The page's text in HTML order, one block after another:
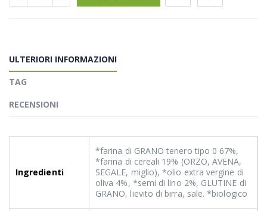
ULTERIORI INFORMAZIONI
TAG
RECENSIONI
Ingredienti
*farina di GRANO tenero tipo 0 67%,
*farina di cereali 19% (ORZO, AVENA,
SEGALE, miglio), *olio extra vergine di
oliva 4%, *semi di lino 2%, GLUTINE di
GRANO, lievito di birra, sale. *biologico